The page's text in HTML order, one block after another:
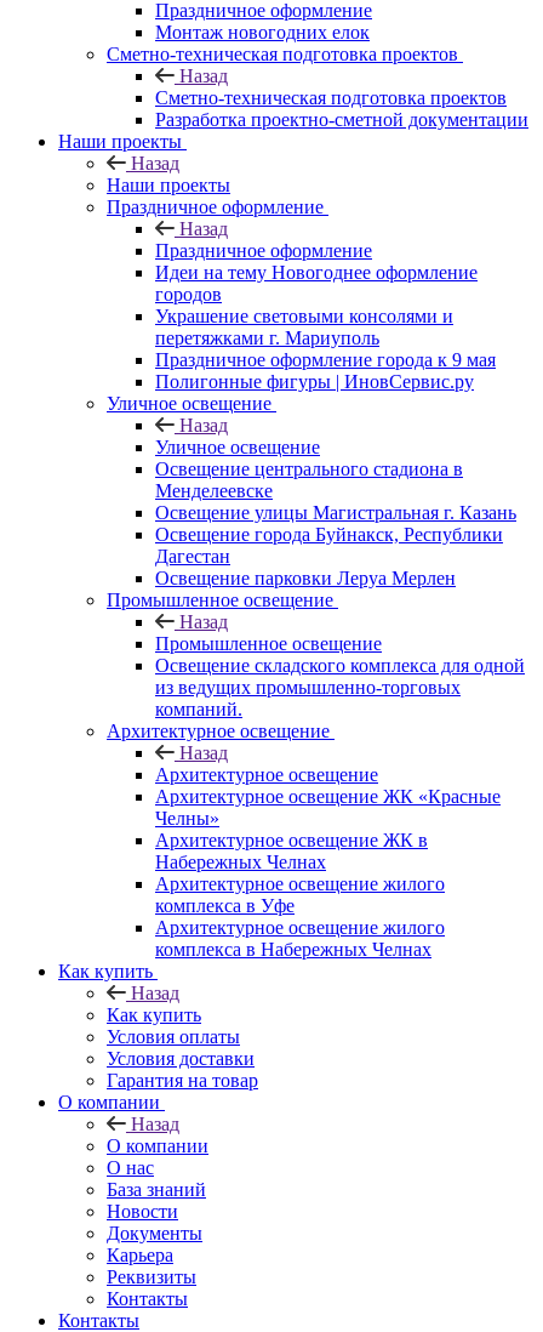
Праздничное оформление
Монтаж новогодних елок
Сметно-техническая подготовка проектов
Назад
Сметно-техническая подготовка проектов
Разработка проектно-сметной документации
Наши проекты
Назад
Наши проекты
Праздничное оформление
Назад
Праздничное оформление
Идеи на тему Новогоднее оформление
городов
Украшение световыми консолями и
перетяжками г. Мариуполь
Праздничное оформление города к 9 мая
Полигонные фигуры | ИновСервис.ру
Уличное освещение
Назад
Уличное освещение
Освещение центрального стадиона в
Менделеевске
Освещение улицы Магистральная г. Казань
Освещение города Буйнакск, Республики
Дагестан
Освещение парковки Леруа Мерлен
Промышленное освещение
Назад
Промышленное освещение
Освещение складского комплекса для одной
из ведущих промышленно-торговых
компаний.
Архитектурное освещение
Назад
Архитектурное освещение
Архитектурное освещение ЖК «Красные
Челны»
Архитектурное освещение ЖК в
Набережных Челнах
Архитектурное освещение жилого
комплекса в Уфе
Архитектурное освещение жилого
комплекса в Набережных Челнах
Как купить
Назад
Как купить
Условия оплаты
Условия доставки
Гарантия на товар
О компании
Назад
О компании
О нас
База знаний
Новости
Документы
Карьера
Реквизиты
Контакты
Контакты